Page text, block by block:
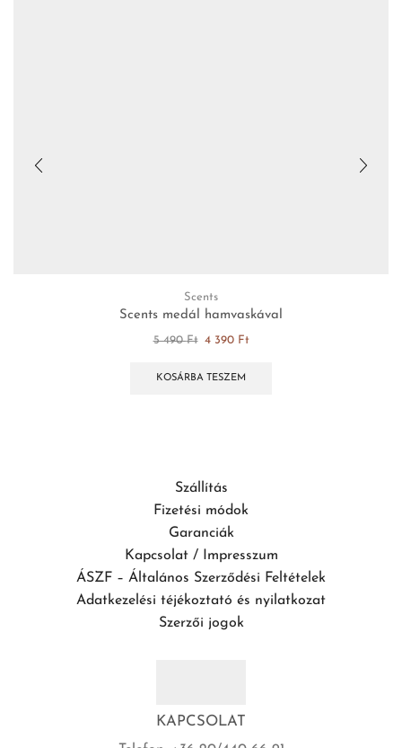
Scents
Scents medál hamvaskával
5 490Ft 4 390 Ft
KOSÁRBA TESZEM
Szállítás
Fizetési módok
Garanciák
Kapcsolat / Impresszum
ÁSZF – Általános Szerződési Feltételek
Adatkezelési téjékoztató és nyilatkozat
Szerzői jogok
KAPCSOLAT